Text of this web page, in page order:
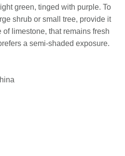
green, tinged with purple. To
shrub or small tree, provide it
limestone, that remains fresh
a semi-shaded exposure.